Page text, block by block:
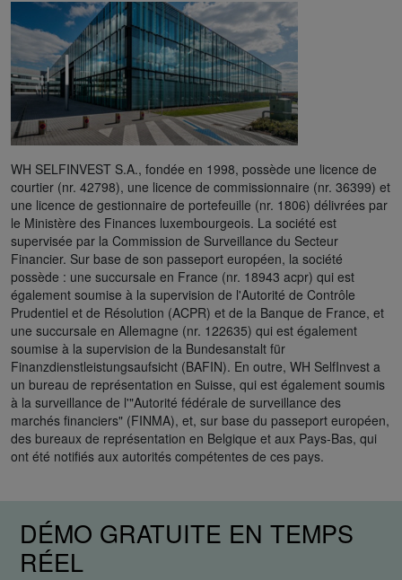
WH SELFINVEST S.A., fondée en 1998, possède une licence de
courtier (nr. 42798), une licence de commissionnaire (nr. 36399) et
une licence de gestionnaire de portefeuille (nr. 1806) délivrées par
le Ministère des Finances luxembourgeois. La société est
supervisée par la Commission de Surveillance du Secteur
Financier. Sur base de son passeport européen, la société
possède : une succursale en France (nr. 18943 acpr) qui est
également soumise à la supervision de l'Autorité de Contrôle
Prudentiel et de Résolution (ACPR) et de la Banque de France, et
une succursale en Allemagne (nr. 122635) qui est également
soumise à la supervision de la Bundesanstalt für
Finanzdienstleistungsaufsicht (BAFIN). En outre, WH SelfInvest a
un bureau de représentation en Suisse, qui est également soumis
à la surveillance de l'"Autorité fédérale de surveillance des
marchés financiers" (FINMA), et, sur base du passeport européen,
des bureaux de représentation en Belgique et aux Pays-Bas, qui
ont été notifiés aux autorités compétentes de ces pays.
DÉMO GRATUITE EN TEMPS
RÉEL